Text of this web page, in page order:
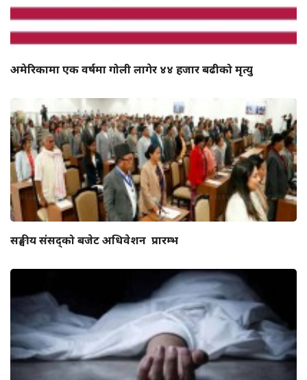
अमेरिकामा एक वर्षमा गोली लागेर ४४ हजार बढीको मृत्यु
सङ्घीय संसद्को बजेट अधिवेशन प्रारम्भ